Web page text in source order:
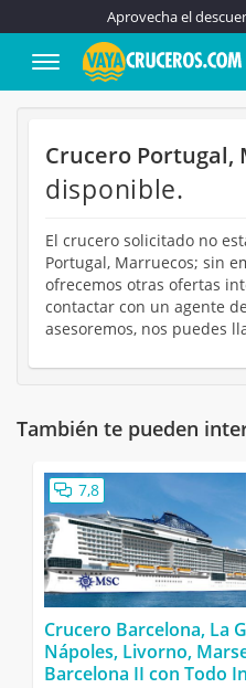
Aprovecha el
Crucero Portugal,
disponible.
El crucero solicitado no
Portugal, Marruecos; sin
ofrecemos otras ofertas
contactar con un agente
asesoremos, nos puedes
También te pueden
7,8
Crucero Barcelona, La
Nápoles, Livorno,
Barcelona II con Todo